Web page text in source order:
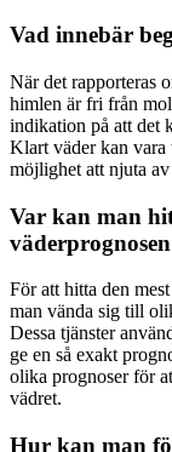
Vad innebär
När det rapporteras
himlen är fri från
indikation på att det
Klart väder kan
möjlighet att njuta av
Var kan man
För att hitta den
man vända sig till
Dessa tjänster
ge en så exakt
olika prognoser för
vädret.
Hur kan man